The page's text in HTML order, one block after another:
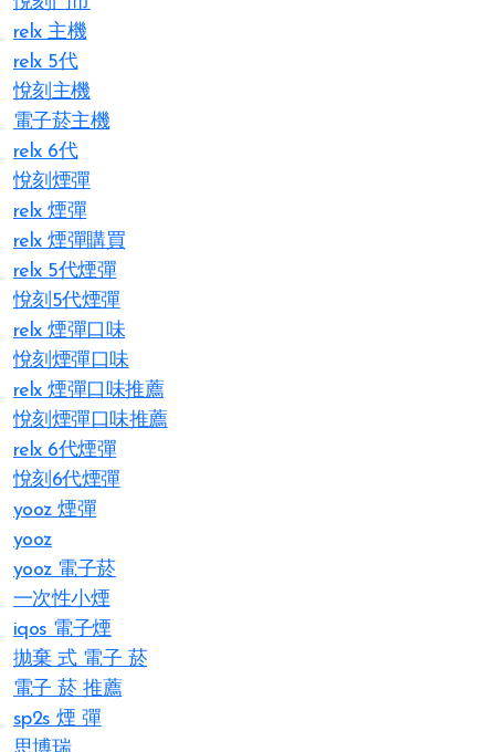
relx 主機
relx 5代
悅刻主機
電子菸主機
relx 6代
悅刻煙彈
relx 煙彈
relx 煙彈購買
relx 5代煙彈
悅刻5代煙彈
relx 煙彈口味
悅刻煙彈口味
relx 煙彈口味推薦
悅刻煙彈口味推薦
relx 6代煙彈
悅刻6代煙彈
yooz 煙彈
yooz
yooz 電子菸
一次性小煙
iqos 電子煙​
拋棄 式 電子 菸​
電子 菸 推薦
sp2s 煙 彈​